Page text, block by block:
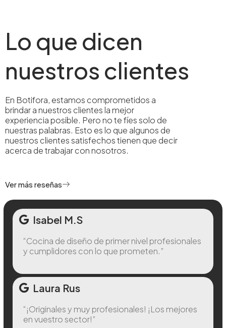
Lo que dicen
nuestros clientes
En Botifora, estamos comprometidos a
brindar a nuestros clientes la mejor
experiencia posible. Pero no te fíes solo de
nuestras palabras. Esto es lo que algunos de
nuestros clientes satisfechos tienen que decir
acerca de trabajar con nosotros.
Ver más reseñas
Isabel M.S
“Cocina de diseño de primer nivel profesionales
y cumplidores con lo que prometen.”
Laura Rus
“¡Originales y muy profesionales! ¡Los mejores
en vuestro sector!”